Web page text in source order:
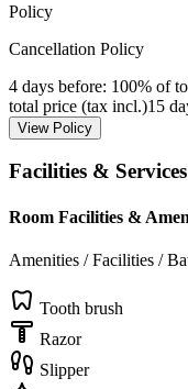
Policy
Cancellation Policy
4 days before: 100% of
total price (tax incl.)15
View Policy
Facilities & Services
Room Facilities &
Amenities / Facilities /
Tooth brush
Razor
Slipper